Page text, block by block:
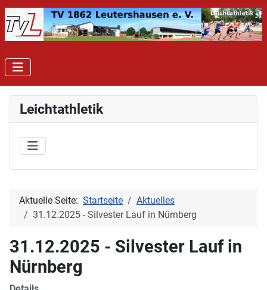
Leichtathletik
Aktuelle Seite: Startseite
Aktuelles
31.12.2025 - Silvester Lauf in Nürnberg
31.12.2025 - Silvester Lauf in
Nürnberg